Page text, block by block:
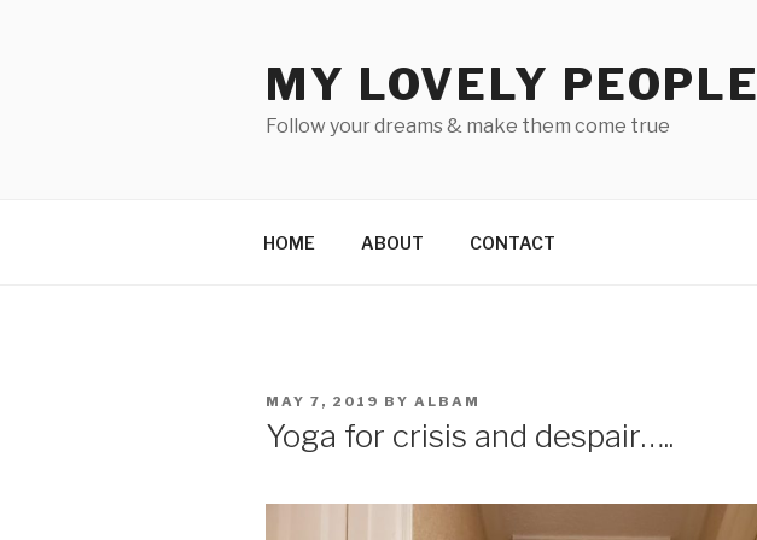
MY LOVELY PEOPLE
Follow your dreams & make them come true
HOME ABOUT CONTACT
POSTED
ON
MAY 7, 2019 BY ALBAM
Yoga for crisis and despair…..